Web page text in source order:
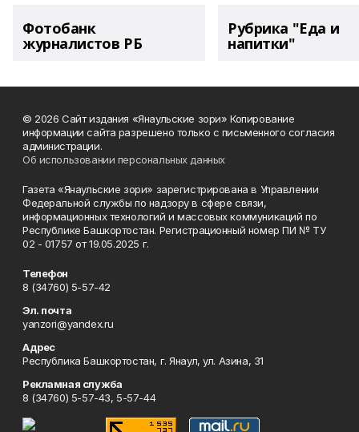
Фотобанк
журналистов РБ
Рубрика "Еда и
напитки"
© 2026 Сайт издания «Янаульские зори» Копирование
информации сайта разрешено только с письменного согласия
администрации.
Об использовании персональных данных
Газета «Янаульские зори» зарегистрирована в Управлении
Федеральной службы по надзору в сфере связи,
информационных технологий и массовых коммуникаций по
Республике Башкортостан. Регистрационный номер ПИ № ТУ
02 - 01757 от 19.05.2025 г.
Телефон
8 (34760) 5-57-42
Эл. почта
yanzori@yandex.ru
Адрес
Республика Башкортостан, г. Янаул, ул. Азина, 31
Рекламная служба
8 (34760) 5-57-43, 5-57-44